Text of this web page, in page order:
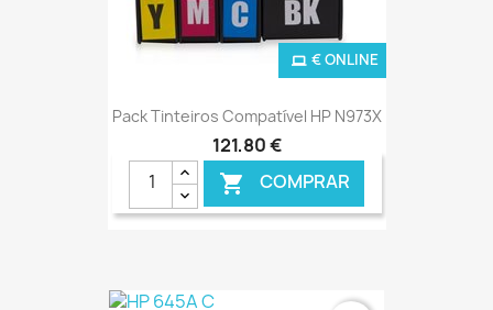
Pack Tinteiros Compatível HP N973X
121,80 €
 COMPRAR
€ ONLINE